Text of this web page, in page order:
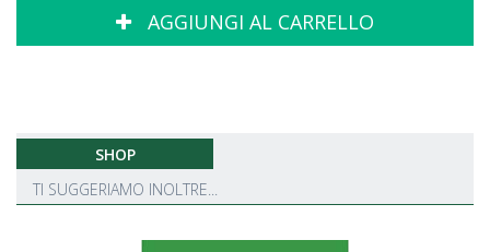
AGGIUNGI AL CARRELLO
SHOP
TI SUGGERIAMO INOLTRE...